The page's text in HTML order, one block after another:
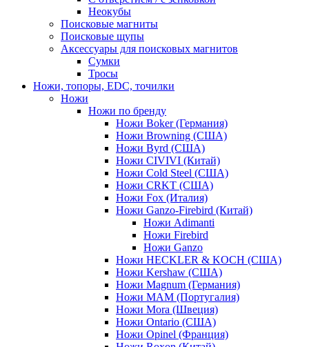
Неокубы
Поисковые магниты
Поисковые щупы
Аксессуары для поисковых магнитов
Сумки
Тросы
Ножи, топоры, EDC, точилки
Ножи
Ножи по бренду
Ножи Boker (Германия)
Ножи Browning (США)
Ножи Byrd (США)
Ножи CIVIVI (Китай)
Ножи Cold Steel (США)
Ножи CRKT (США)
Ножи Fox (Италия)
Ножи Ganzo-Firebird (Китай)
Ножи Adimanti
Ножи Firebird
Ножи Ganzo
Ножи HECKLER & KOCH (США)
Ножи Kershaw (США)
Ножи Magnum (Германия)
Ножи MAM (Португалия)
Ножи Mora (Швеция)
Ножи Ontario (США)
Ножи Opinel (Франция)